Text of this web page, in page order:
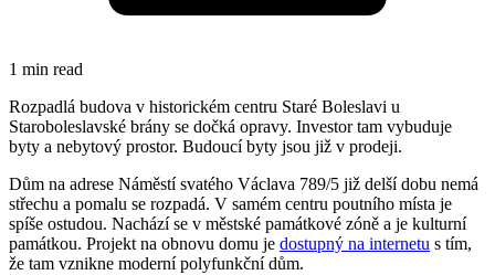
1 min read
Rozpadlá budova v historickém centru Staré Boleslavi u
Staroboleslavské brány se dočká opravy. Investor tam vybuduje
byty a nebytový prostor. Budoucí byty jsou již v prodeji.
Dům na adrese Náměstí svatého Václava 789/5 již delší dobu nemá
střechu a pomalu se rozpadá. V samém centru poutního místa je
spíše ostudou. Nachází se v městské památkové zóně a je kulturní
památkou. Projekt na obnovu domu je dostupný na internetu s tím,
že tam vznikne moderní polyfunkční dům.